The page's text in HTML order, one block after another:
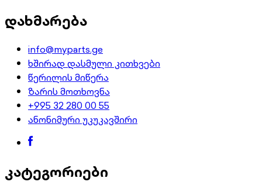
დახმარება
info@myparts.ge
ხშირად დასმული კითხვები
წერილის მიწერა
ზარის მოთხოვნა
+995 32 280 00 55
ანონიმური უკუკავშირი
კატეგორიები